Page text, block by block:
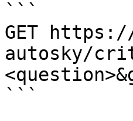
```
GET
autosky/
```